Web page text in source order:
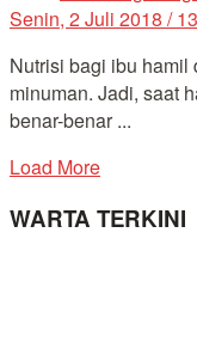
Senin, 2 Juli 2018 /
Nutrisi bagi ibu hamil
minuman. Jadi, saat
benar-benar ...
Load More
WARTA TERKINI